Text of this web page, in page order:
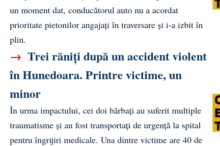
un moment dat, conducătorul auto nu a acordat
prioritate pietonilor angajați în traversare și i-a izbit în
plin.
→ Trei răniți după un accident violent
în Hunedoara. Printre victime, un
minor
În urma impactului, cei doi bărbați au suferit multiple
traumatisme și au fost transportați de urgență la spital
pentru îngrijiri medicale. Una dintre victime are 40 de